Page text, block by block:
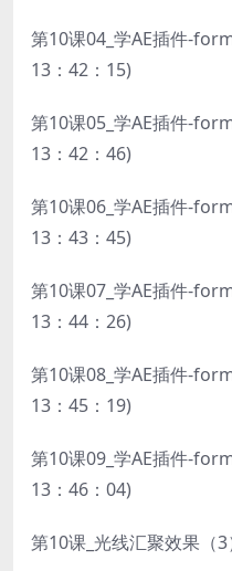
第10课04_学AE插件-
13：42：15)
第10课05_学AE插件-
13：42：46)
第10课06_学AE插件-
13：43：45)
第10课07_学AE插件-
13：44：26)
第10课08_学AE插件-
13：45：19)
第10课09_学AE插件-
13：46：04)
第10课_光线汇聚效果（